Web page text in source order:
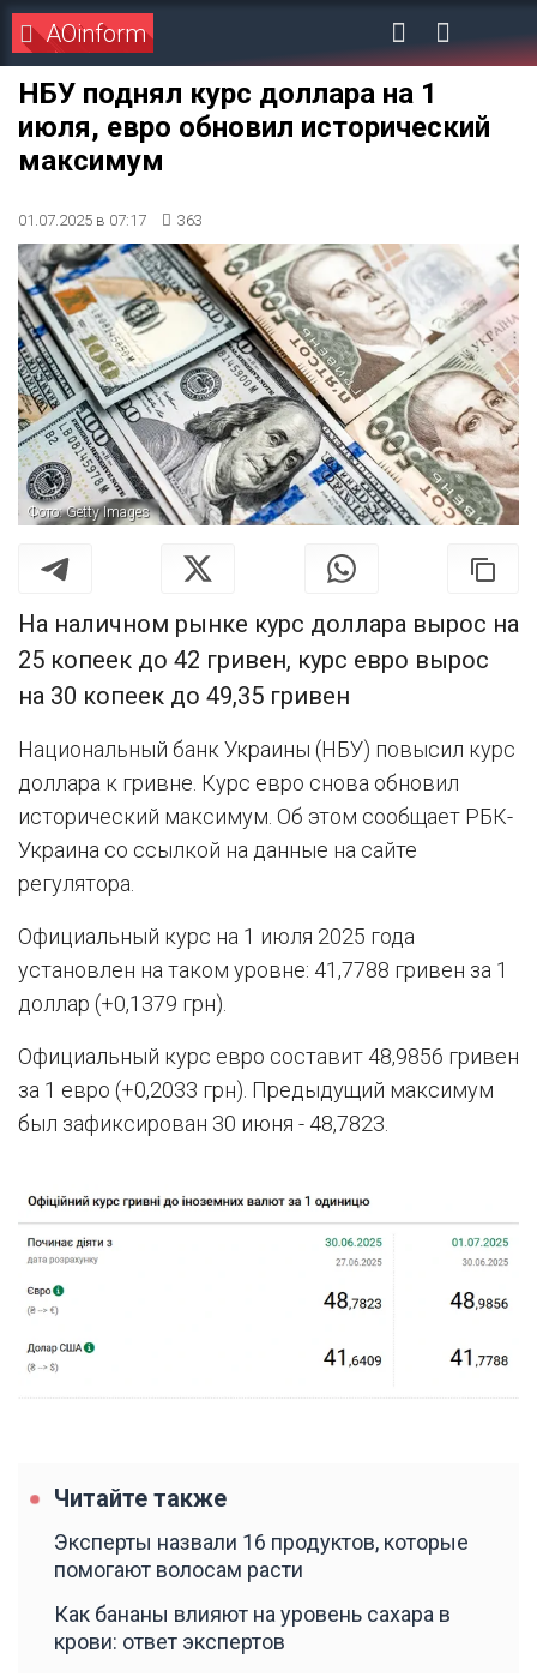
AOinform
НБУ поднял курс доллара на 1
июля, евро обновил исторический
максимум
01.07.2025 в 07:17 363
Фото: Getty Images
На наличном рынке курс доллара вырос на
25 копеек до 42 гривен, курс евро вырос
на 30 копеек до 49,35 гривен
Национальный банк Украины (НБУ) повысил курс
доллара к гривне. Курс евро снова обновил
исторический максимум. Об этом сообщает РБК-
Украина со ссылкой на данные на сайте
регулятора.
Официальный курс на 1 июля 2025 года
установлен на таком уровне: 41,7788 гривен за 1
доллар (+0,1379 грн).
Официальный курс евро составит 48,9856 гривен
за 1 евро (+0,2033 грн). Предыдущий максимум
был зафиксирован 30 июня - 48,7823.
Читайте также
Эксперты назвали 16 продуктов, которые
помогают волосам расти
Как бананы влияют на уровень сахара в
крови: ответ экспертов